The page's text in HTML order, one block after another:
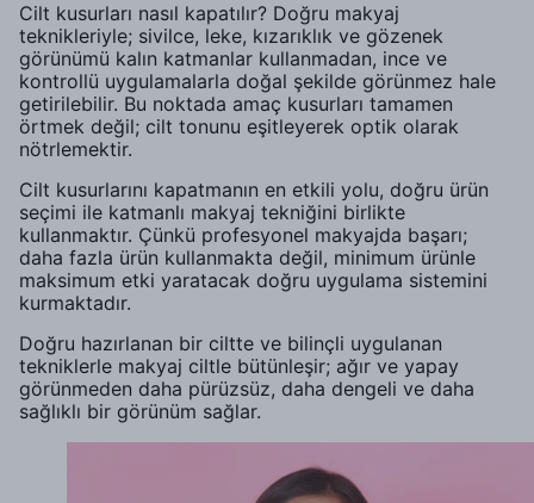
Cilt kusurları nasıl kapatılır? Doğru makyaj
teknikleriyle; sivilce, leke, kızarıklık ve gözenek
görünümü kalın katmanlar kullanmadan, ince ve
kontrollü uygulamalarla doğal şekilde görünmez hale
getirilebilir. Bu noktada amaç kusurları tamamen
örtmek değil; cilt tonunu eşitleyerek optik olarak
nötrlemektir.
Cilt kusurlarını kapatmanın en etkili yolu, doğru ürün
seçimi ile katmanlı makyaj tekniğini birlikte
kullanmaktır. Çünkü profesyonel makyajda başarı;
daha fazla ürün kullanmakta değil, minimum ürünle
maksimum etki yaratacak doğru uygulama sistemini
kurmaktadır.
Doğru hazırlanan bir ciltte ve bilinçli uygulanan
tekniklerle makyaj ciltle bütünleşir; ağır ve yapay
görünmeden daha pürüzsüz, daha dengeli ve daha
sağlıklı bir görünüm sağlar.